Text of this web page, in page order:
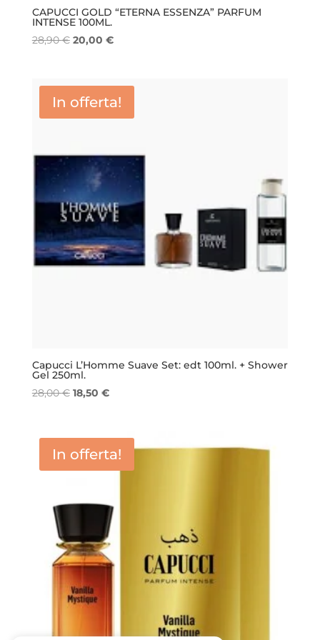
CAPUCCI GOLD “ETERNA ESSENZA” PARFUM
INTENSE 100ML.
28,90€ Il
era:
28,90 €.
20,00 €Il
è:
20,00 €.
In offerta!
Capucci L’Homme Suave Set: edt 100ml. + Shower
Gel 250ml.
28,00€ Il
era:
28,00 €.
18,50 €Il
è:
18,50 €.
In offerta!